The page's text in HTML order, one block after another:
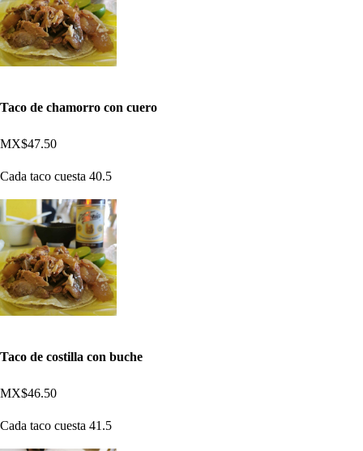
Taco de chamorro con cuero
MX$47.50
Cada taco cuesta 40.5
Taco de costilla con buche
MX$46.50
Cada taco cuesta 41.5